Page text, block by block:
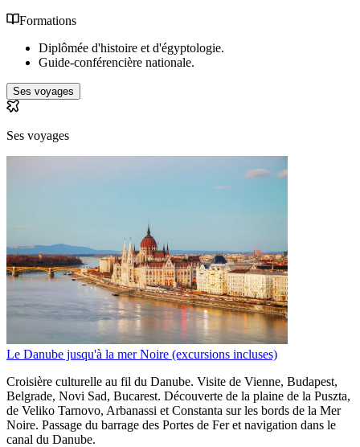
Formations
Diplômée d'histoire et d'égyptologie.
Guide-conférencière nationale.
Ses voyages
Ses voyages
Le Danube jusqu'à la mer Noire (excursions incluses)
Croisière culturelle au fil du Danube. Visite de Vienne, Budapest,
Belgrade, Novi Sad, Bucarest. Découverte de la plaine de la Puszta,
de Veliko Tarnovo, Arbanassi et Constanta sur les bords de la Mer
Noire. Passage du barrage des Portes de Fer et navigation dans le
canal du Danube.